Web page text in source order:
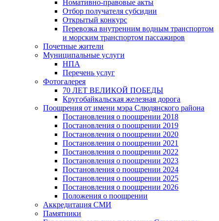
Номативно-правовые акты
Отбор получателя субсидии
Открытый конкурс
Перевозка внутренним водным транспортом
и морским транспортом пассажиров
Почетные жители
Муниципальные услуги
НПА
Перечень услуг
Фотогалерея
70 ЛЕТ ВЕЛИКОЙ ПОБЕДЫ
Кругобайкальская железная дорога
Поощрения от имени мэра Слюдянского района
Постановления о поощрении 2018
Постановления о поощрении 2019
Постановления о поощрении 2020
Постановления о поощрении 2021
Постановления о поощрении 2022
Постановления о поощрении 2023
Постановления о поощрении 2024
Постановления о поощрении 2025
Постановления о поощрении 2026
Положения о поощрении
Аккредитация СМИ
Памятники